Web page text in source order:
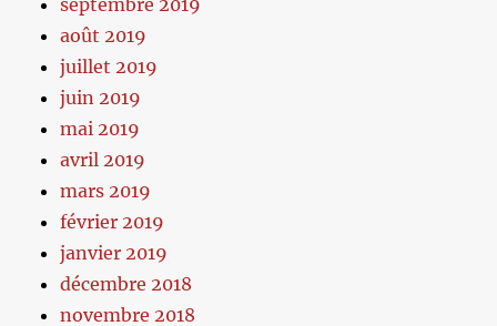
septembre 2019
août 2019
juillet 2019
juin 2019
mai 2019
avril 2019
mars 2019
février 2019
janvier 2019
décembre 2018
novembre 2018